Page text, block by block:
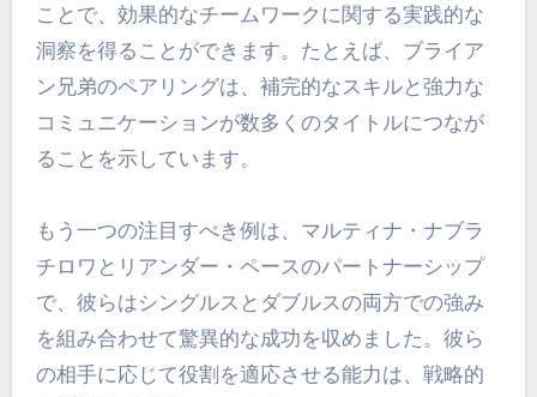
ことで、効果的なチームワークに関する実践的な
洞察を得ることができます。たとえば、ブライア
ン兄弟のペアリングは、補完的なスキルと強力な
コミュニケーションが数多くのタイトルにつなが
ることを示しています。
もう一つの注目すべき例は、マルティナ・ナブラ
チロワとリアンダー・ペースのパートナーシップ
で、彼らはシングルスとダブルスの両方での強み
を組み合わせて驚異的な成功を収めました。彼ら
の相手に応じて役割を適応させる能力は、戦略的